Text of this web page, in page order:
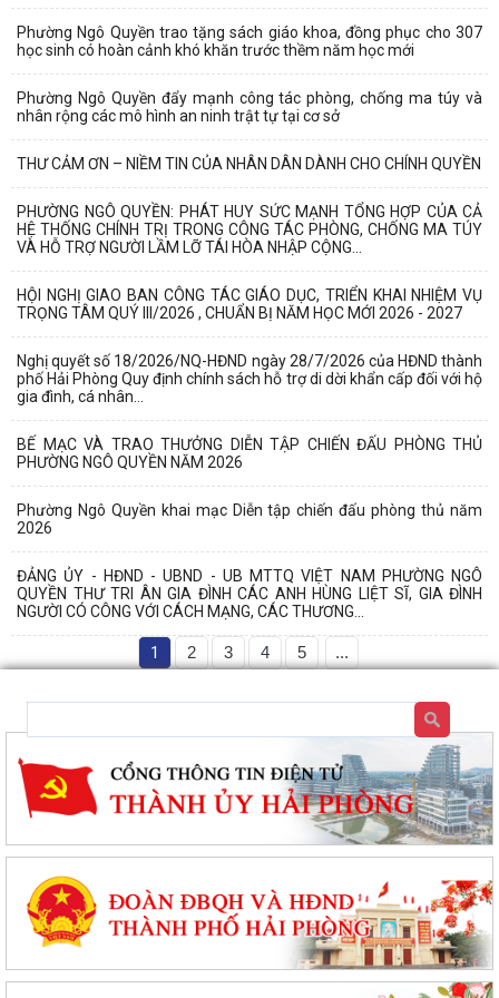
Phường Ngô Quyền trao tặng sách giáo khoa, đồng phục cho 307
học sinh có hoàn cảnh khó khăn trước thềm năm học mới
Phường Ngô Quyền đẩy mạnh công tác phòng, chống ma túy và
nhân rộng các mô hình an ninh trật tự tại cơ sở
THƯ CẢM ƠN – NIỀM TIN CỦA NHÂN DÂN DÀNH CHO CHÍNH QUYỀN
PHƯỜNG NGÔ QUYỀN: PHÁT HUY SỨC MẠNH TỔNG HỢP CỦA CẢ
HỆ THỐNG CHÍNH TRỊ TRONG CÔNG TÁC PHÒNG, CHỐNG MA TÚY
VÀ HỖ TRỢ NGƯỜI LẦM LỠ TÁI HÒA NHẬP CỘNG...
HỘI NGHỊ GIAO BAN CÔNG TÁC GIÁO DỤC, TRIỂN KHAI NHIỆM VỤ
TRỌNG TÂM QUÝ III/2026 , CHUẨN BỊ NĂM HỌC MỚI 2026 - 2027
Nghị quyết số 18/2026/NQ-HĐND ngày 28/7/2026 của HĐND thành
phố Hải Phòng Quy định chính sách hỗ trợ di dời khẩn cấp đối với hộ
gia đình, cá nhân...
BẾ MẠC VÀ TRAO THƯỞNG DIỄN TẬP CHIẾN ĐẤU PHÒNG THỦ
PHƯỜNG NGÔ QUYỀN NĂM 2026
Phường Ngô Quyền khai mạc Diễn tập chiến đấu phòng thủ năm
2026
ĐẢNG ỦY - HĐND - UBND - UB MTTQ VIỆT NAM PHƯỜNG NGÔ
QUYỀN THƯ TRI ÂN GIA ĐÌNH CÁC ANH HÙNG LIỆT SĨ, GIA ĐÌNH
NGƯỜI CÓ CÔNG VỚI CÁCH MẠNG, CÁC THƯƠNG...
1 2 3 4 5 ...